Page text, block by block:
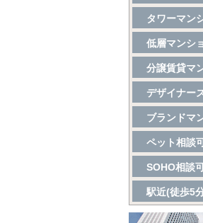
タワーマン
低層マンシ
分譲賃貸マ
デザイナー
ブランドマ
ペット相談
SOHO相談
駅近(徒歩5